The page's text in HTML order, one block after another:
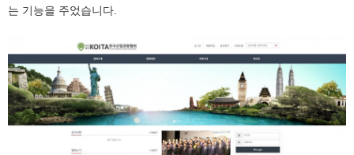
는 기능을 주었습니다.